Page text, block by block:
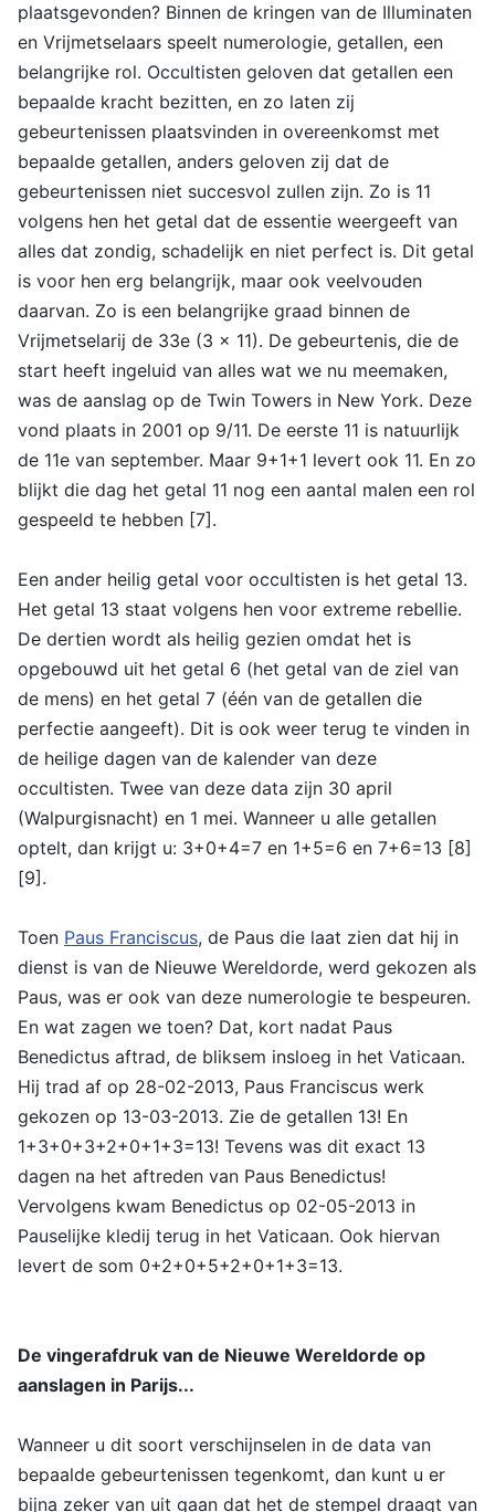
plaatsgevonden? Binnen de kringen van de Illuminaten
en Vrijmetselaars speelt numerologie, getallen, een
belangrijke rol. Occultisten geloven dat getallen een
bepaalde kracht bezitten, en zo laten zij
gebeurtenissen plaatsvinden in overeenkomst met
bepaalde getallen, anders geloven zij dat de
gebeurtenissen niet succesvol zullen zijn. Zo is 11
volgens hen het getal dat de essentie weergeeft van
alles dat zondig, schadelijk en niet perfect is. Dit getal
is voor hen erg belangrijk, maar ook veelvouden
daarvan. Zo is een belangrijke graad binnen de
Vrijmetselarij de 33e (3 x 11). De gebeurtenis, die de
start heeft ingeluid van alles wat we nu meemaken,
was de aanslag op de Twin Towers in New York. Deze
vond plaats in 2001 op 9/11. De eerste 11 is natuurlijk
de 11e van september. Maar 9+1+1 levert ook 11. En zo
blijkt die dag het getal 11 nog een aantal malen een rol
gespeeld te hebben [7].
Een ander heilig getal voor occultisten is het getal 13.
Het getal 13 staat volgens hen voor extreme rebellie.
De dertien wordt als heilig gezien omdat het is
opgebouwd uit het getal 6 (het getal van de ziel van
de mens) en het getal 7 (één van de getallen die
perfectie aangeeft). Dit is ook weer terug te vinden in
de heilige dagen van de kalender van deze
occultisten. Twee van deze data zijn 30 april
(Walpurgisnacht) en 1 mei. Wanneer u alle getallen
optelt, dan krijgt u: 3+0+4=7 en 1+5=6 en 7+6=13 [8]
[9].
Toen Paus Franciscus, de Paus die laat zien dat hij in
dienst is van de Nieuwe Wereldorde, werd gekozen als
Paus, was er ook van deze numerologie te bespeuren.
En wat zagen we toen? Dat, kort nadat Paus
Benedictus aftrad, de bliksem insloeg in het Vaticaan.
Hij trad af op 28-02-2013, Paus Franciscus werk
gekozen op 13-03-2013. Zie de getallen 13! En
1+3+0+3+2+0+1+3=13! Tevens was dit exact 13
dagen na het aftreden van Paus Benedictus!
Vervolgens kwam Benedictus op 02-05-2013 in
Pauselijke kledij terug in het Vaticaan. Ook hiervan
levert de som 0+2+0+5+2+0+1+3=13.
De vingerafdruk van de Nieuwe Wereldorde op
aanslagen in Parijs...
Wanneer u dit soort verschijnselen in de data van
bepaalde gebeurtenissen tegenkomt, dan kunt u er
bijna zeker van uit gaan dat het de stempel draagt van